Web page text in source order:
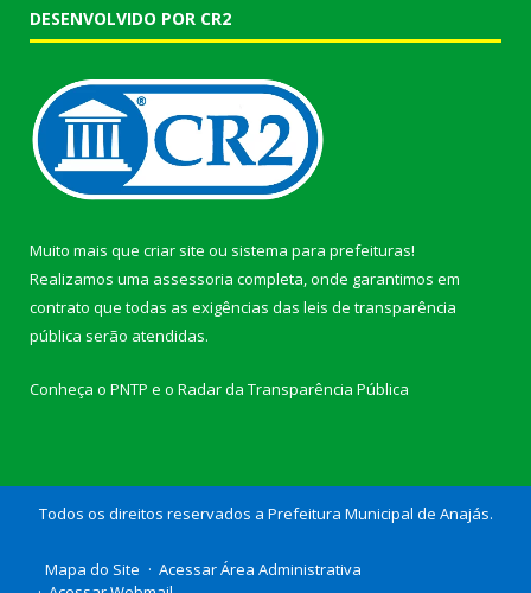
DESENVOLVIDO POR CR2
Muito mais que criar site ou sistema para prefeituras!
Realizamos uma assessoria completa, onde garantimos em
contrato que todas as exigências das leis de transparência
pública serão atendidas.
Conheça o PNTP e o Radar da Transparência Pública
Todos os direitos reservados a Prefeitura Municipal de Anajás.
Mapa do Site
Acessar Área Administrativa